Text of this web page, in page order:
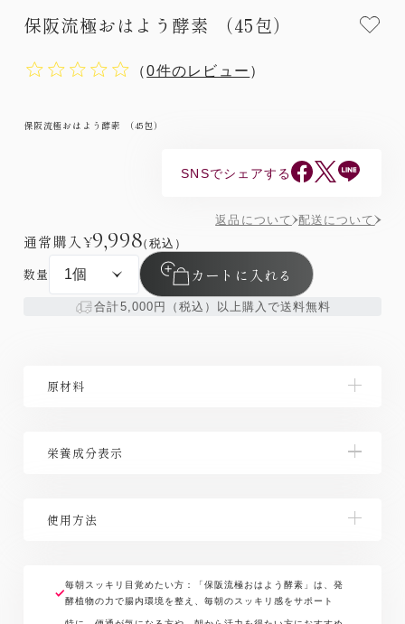
保阪流極おはよう酵素 （45包）
（0件のレビュー ）
保阪流極おはよう酵素 （45包）
SNSでシェアする
返品について 配送について
通常購入 ¥9,998（税込）
数量 カートに入れる
合計5,000円（税込）以上購入で送料無料
原材料
オリゴ糖）、野草類（ヨモギ、ウコン、ドクダミ、ハ
ウ葉、オオバコ、カンゾウ、マツ葉、ナンテンの葉、
ンドウ、イチジクの葉、ベニバナ、エゾウコギ、エン
メイソウ、モロヘイヤ、セッコツボク、アカメガシ
栄養成分表示
17kcal、炭水化物 4.15g、たんぱく質 0.07g、食塩相
使用方法
もちろん、炭酸水、ジュース、ヨーグルトなどの飲み
物、食べ物に混ぜていただくと、さらに美味しくお召
毎朝スッキリ目覚めたい方：「保阪流極おはよう酵素」は、発
酵植物の力で腸内環境を整え、毎朝のスッキリ感をサポート